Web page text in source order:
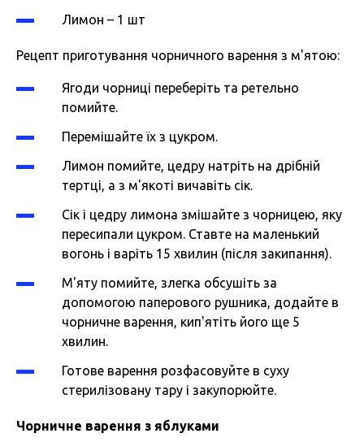
Лимон – 1 шт
Рецепт приготування чорничного варення з м'ятою:
Ягоди чорниці переберіть та ретельно
помийте.
Перемішайте їх з цукром.
Лимон помийте, цедру натріть на дрібній
тертці, а з м'якоті вичавіть сік.
Сік і цедру лимона змішайте з чорницею, яку
пересипали цукром. Ставте на маленький
вогонь і варіть 15 хвилин (після закипання).
М'яту помийте, злегка обсушіть за
допомогою паперового рушника, додайте в
чорничне варення, кип'ятіть його ще 5
хвилин.
Готове варення розфасовуйте в суху
стерилізовану тару і закупорюйте.
Чорничне варення з яблуками